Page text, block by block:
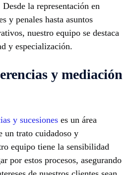
la representación en
y penales hasta asuntos
nuestro equipo se destaca
y especialización.
y mediación
y sucesiones es un área
un trato cuidadoso y
equipo tiene la sensibilidad
por estos procesos, asegurando